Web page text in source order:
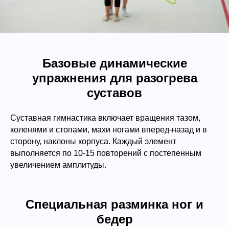
Базовые динамические
упражнения для разогрева
суставов
Суставная гимнастика включает вращения тазом,
коленями и стопами, махи ногами вперед-назад и в
сторону, наклоны корпуса. Каждый элемент
выполняется по 10-15 повторений с постепенным
увеличением амплитуды.
Специальная разминка ног и
бедер